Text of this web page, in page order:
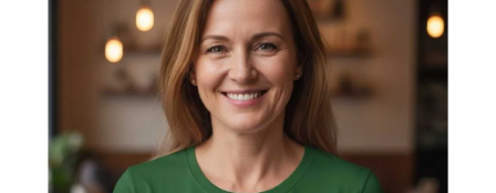
OKAMŽITĚ K ODBĚRU
B2B